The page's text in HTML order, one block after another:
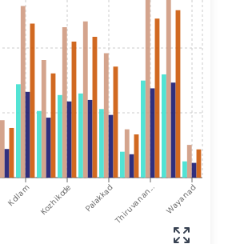
Kollam Kozhikode PalakkadThiruvanan... Wayanad